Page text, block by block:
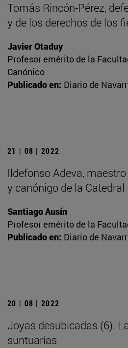
Tomás Rincón-Pérez,
y de los derechos de los
Javier Otaduy
Profesor emérito de la
Canónico
Publicado en: Diario de
21 | 08 | 2022
Ildefonso Adeva,
y canónigo de la Catedral
Santiago Ausín
Profesor emérito de la
Publicado en: Diario de
20 | 08 | 2022
Joyas desubicadas (6).
suntuarias